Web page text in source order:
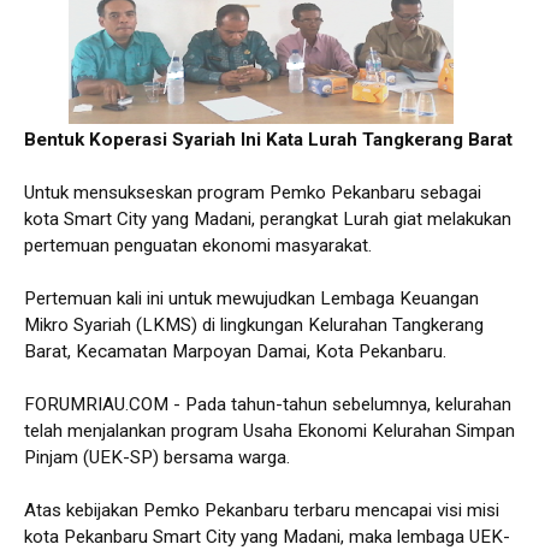
Bentuk Koperasi Syariah Ini Kata Lurah Tangkerang Barat
Untuk mensukseskan program Pemko Pekanbaru sebagai
kota Smart City yang Madani, perangkat Lurah giat melakukan
pertemuan penguatan ekonomi masyarakat.
Pertemuan kali ini untuk mewujudkan Lembaga Keuangan
Mikro Syariah (LKMS) di lingkungan Kelurahan Tangkerang
Barat, Kecamatan Marpoyan Damai, Kota Pekanbaru.
FORUMRIAU.COM - Pada tahun-tahun sebelumnya, kelurahan
telah menjalankan program Usaha Ekonomi Kelurahan Simpan
Pinjam (UEK-SP) bersama warga.
Atas kebijakan Pemko Pekanbaru terbaru mencapai visi misi
kota Pekanbaru Smart City yang Madani, maka lembaga UEK-